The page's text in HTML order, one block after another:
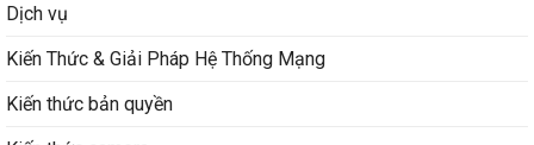
Dịch vụ
Kiến Thức & Giải Pháp Hệ Thống Mạng
Kiến thức bản quyền